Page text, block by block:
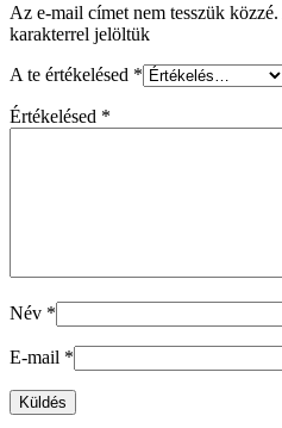
Az e-mail címet nem tesszük közzé.
karakterrel jelöltük
A te értékelésed *
Értékelésed *
Név *
E-mail *